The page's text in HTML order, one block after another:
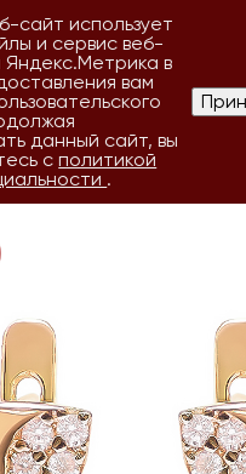
сайт использует
и сервис веб-
Яндекс.Метрика в
вам
данный сайт, вы
сполитикой
.